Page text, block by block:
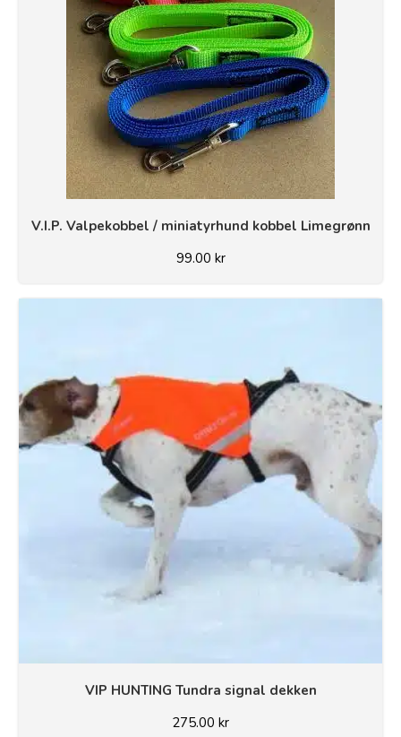
V.I.P. Valpekobbel / miniatyrhund kobbel Limegrønn
99.00 kr
VIP HUNTING Tundra signal dekken
275.00 kr